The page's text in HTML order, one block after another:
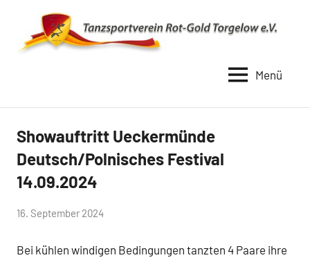
springen
Rot
Gold
Torgelow
1990
Menü
Uncategorized
Showauftritt Ueckermünde
Deutsch/Polnisches Festival
14.09.2024
von
Schwarz-
16. September 2024
Bei kühlen windigen Bedingungen tanzten 4 Paare ihre